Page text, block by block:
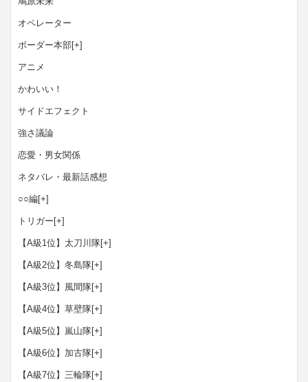
オペレーター
ボーダー本部[+]
アニメ
かわいい！
サイドエフェクト
強さ議論
恋愛・男女関係
ネタバレ・最新話感想
○○編[+]
トリガー [+]
【A級1位】太刀川隊[+]
【A級2位】冬島隊[+]
【A級3位】風間隊[+]
【A級4位】草壁隊[+]
【A級5位】嵐山隊[+]
【A級6位】加古隊[+]
【A級7位】三輪隊[+]